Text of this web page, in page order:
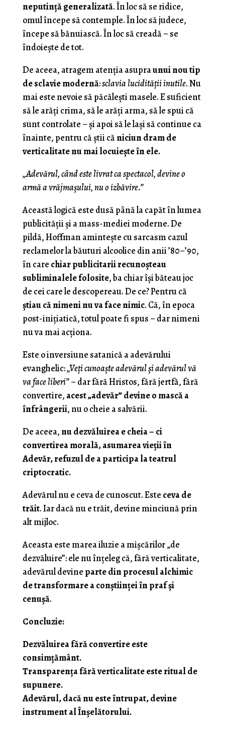
neputință generalizată. În loc să se ridice,
omul începe să contemple. În loc să judece,
începe să bănuiască. În loc să creadă – se
îndoiește de tot.
De aceea, atragem atenția asupraunui nou tip
de sclavie modernă:sclavia lucidității inutile. Nu
mai este nevoie să păcălești masele. E suficient
să le arăți crima, să le arăți arma, să le spui că
sunt controlate – și apoi să le lași să continue ca
înainte, pentru că știi căniciun dram de
verticalitate nu mai locuiește în ele.
„Adevărul, când este livrat ca spectacol, devine o
armă a vrăjmașului, nu o izbăvire.”
Această logică este dusă până la capăt în lumea
publicității și a mass-mediei moderne. De
pildă, Hoffman amintește cu sarcasm cazul
reclamelor la băuturi alcoolice din anii ’80–’90,
în care chiar publicitarii recunoșteau
subliminalele folosite, ba chiar își băteau joc
de cei care le descopereau. De ce? Pentru că
știau că nimeni nu va face nimic. Că, în epoca
post-inițiatică, totul poate fi spus – dar nimeni
nu va mai acționa.
Este o inversiune satanică a adevărului
evanghelic:„Veți cunoaște adevărul și adevărul vă
va face liberi”– dar fără Hristos, fără jertfă, fără
convertire, acest „adevăr” devine o mască a
înfrângerii, nu o cheie a salvării.
De aceea,nu dezvăluirea e cheia – ci
convertirea morală, asumarea vieții în
Adevăr, refuzul de a participa la teatrul
criptocratic.
Adevărul nu e ceva de cunoscut. Este ceva de
trăit. Iar dacă nu e trăit, devine minciună prin
alt mijloc.
Aceasta este marea iluzie a mișcărilor „de
dezvăluire”: ele nu înțeleg că, fără verticalitate,
adevărul devine parte din procesul alchimic
de transformare a conștiinței în praf și
cenușă.
Concluzie:
Dezvăluirea fără convertire este
consimțământ.
Transparența fără verticalitate este ritual de
supunere.
Adevărul, dacă nu este întrupat, devine
instrument al Înșelătorului.